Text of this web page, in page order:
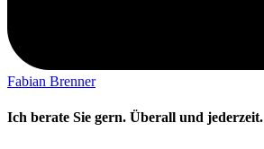
Fabian Brenner
Ich berate Sie gern. Überall und jederzeit.